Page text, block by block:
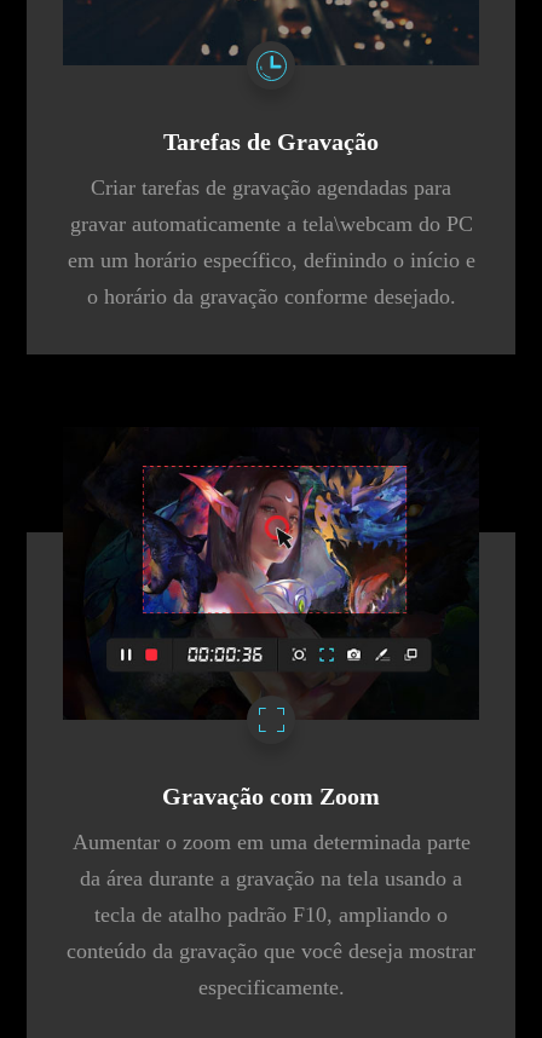
Tarefas de Gravação
Criar tarefas de gravação agendadas para
gravar automaticamente a tela\webcam do PC
em um horário específico, definindo o início e
o horário da gravação conforme desejado.
Gravação com Zoom
Aumentar o zoom em uma determinada parte
da área durante a gravação na tela usando a
tecla de atalho padrão F10, ampliando o
conteúdo da gravação que você deseja mostrar
especificamente.